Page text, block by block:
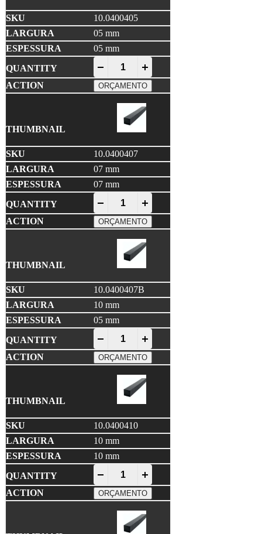
10.0400405
05 mm
05 mm
EPDM Compacto quantity
ORÇAMENTO
10.0400407
07 mm
07 mm
EPDM Compacto quantity
ORÇAMENTO
10.0400407B
10 mm
05 mm
EPDM Compacto quantity
ORÇAMENTO
10.0400410
10 mm
10 mm
EPDM Compacto quantity
ORÇAMENTO